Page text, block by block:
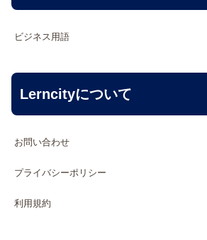
ビジネス用語
Lerncityについて
お問い合わせ
プライバシーポリシー
利用規約